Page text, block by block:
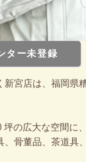
ター未登録
新宮店は、福岡県
の広大な空間に
骨董品、茶道具、